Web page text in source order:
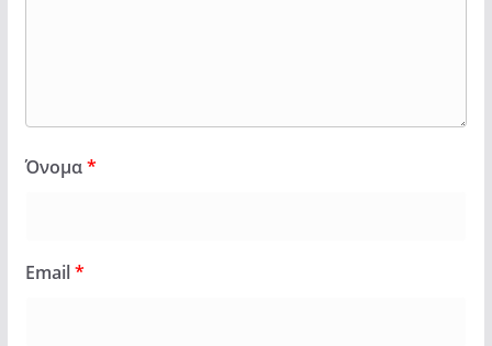
Όνομα*
Email*